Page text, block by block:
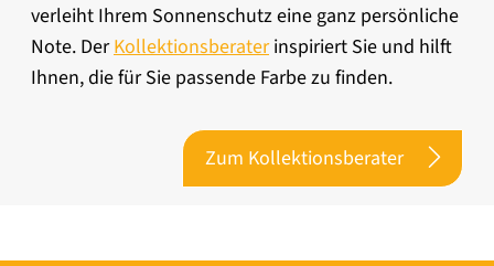
verleiht Ihrem Sonnenschutz eine ganz persönliche
Note. DerKollektionsberaterinspiriert Sie und hilft
Ihnen, die für Sie passende Farbe zu finden.
Zum Kollektionsberater